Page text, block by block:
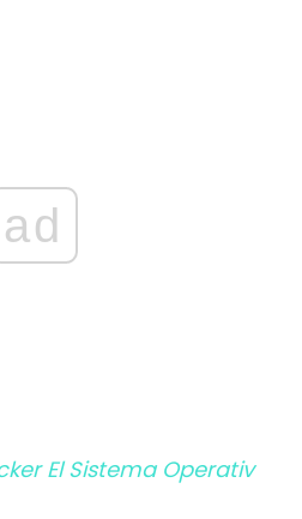
ad
El Sistema Operativ